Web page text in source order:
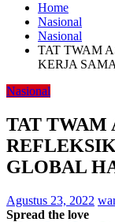
Home
Nasional
Nasional
TAT TWAM
KERJA
Nasional
TAT TWAM
GLOBAL
Agustus 23, 2022
Spread the love